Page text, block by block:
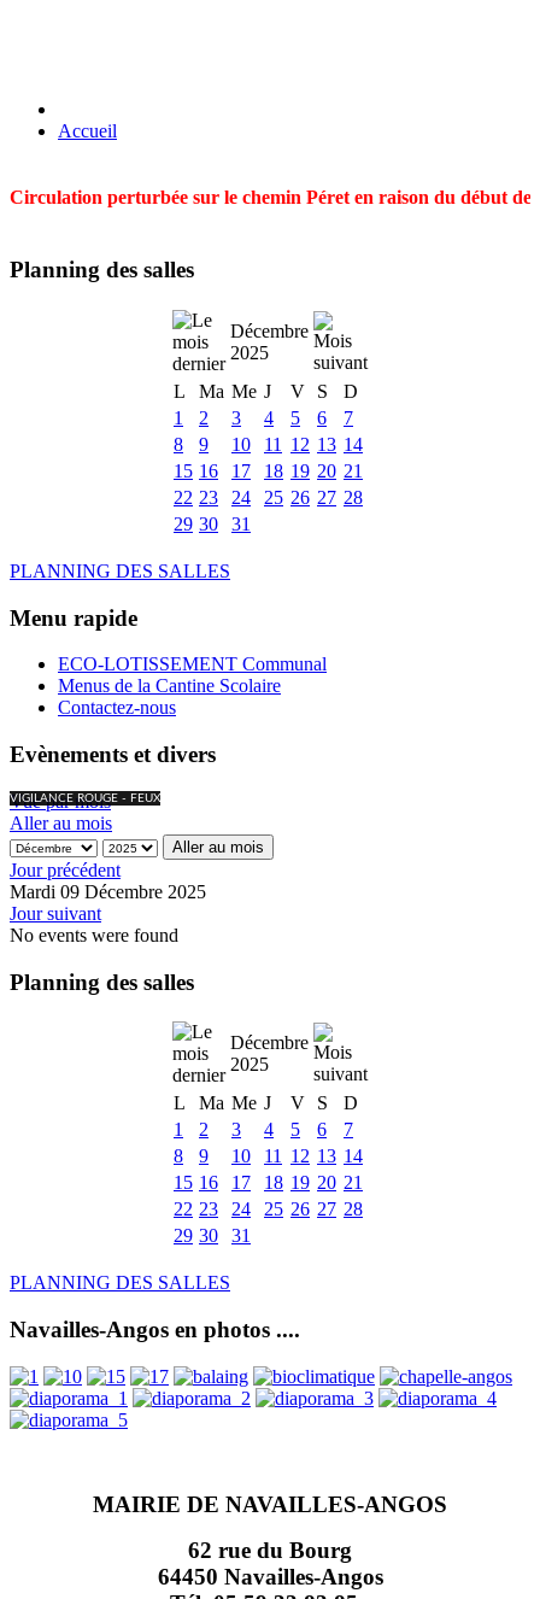
Accueil
Circulation perturbée sur le chemin Péret en raison du début
Planning des salles
Décembre
2025
L
Ma Me J V S
D
1
2 3 4 5 6
7
8
9 10 11 12 13 14
15 16 17 18 19 20 21
22 23 24 25 26 27 28
29 30 31
PLANNING DES SALLES
Menu rapide
ECO-LOTISSEMENT Communal
Menus de la Cantine Scolaire
Contactez-nous
Evènements et divers
VIGILANCE ROUGE - FEUX
Vue par mois
Aller au mois
Aller au mois
Jour précédent
Mardi 09 Décembre 2025
Jour suivant
No events were found
Planning des salles
Décembre
2025
L
Ma Me J V S
D
1
2 3 4 5 6
7
8
9 10 11 12 13 14
15 16 17 18 19 20 21
22 23 24 25 26 27 28
29 30 31
PLANNING DES SALLES
Navailles-Angos en photos ....
MAIRIE DE NAVAILLES-ANGOS
62 rue du Bourg
64450 Navailles-Angos